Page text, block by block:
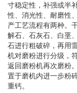
寸稳定性，补强或半
性、消光性、耐磨性
产工艺流程有两种。
解石、石灰石、白垩
石进行粗破碎，再用
机对磨粉进行分级，
返回磨粉机再次磨粉
置于磨机内进一步粉
重钙。